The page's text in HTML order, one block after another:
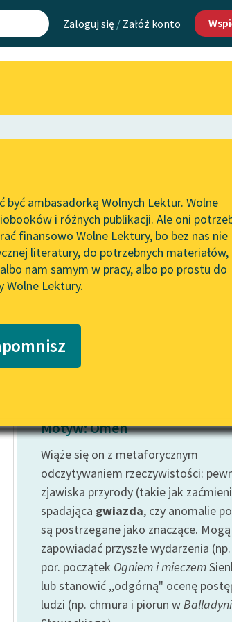
Zaloguj się / Załóż konto
Wolnych Lektur
PMH
Wolnych Lektur
w formacie PDF
Kontakt
O projekcie
Zasady
Wolnych
Logotypy
Materiały
wrażliwych
Deklaracja
ambasadorką Wolnych Lektur. Wolne
i różnych publikacji. Ale oni
finansowo Wolne Lektury, bo bez nas nie
literatury, do potrzebnych materiałów,
nam samym w pracy, albo po prostu do
Wolne Lektury.
Motyw: Omen
Wiąże się on z metaforycznym
odczytywaniem rzeczywistości:
zjawiska przyrody (takie jak
spadająca gwiazda, czy anomalie
są postrzegane jako znaczące. Mogą
zapowiadać przyszłe wydarzenia (np.
por. początek Ogniem i mieczem
lub stanowić ,,odgórną" ocenę
ludzi (np. chmura i piorun w